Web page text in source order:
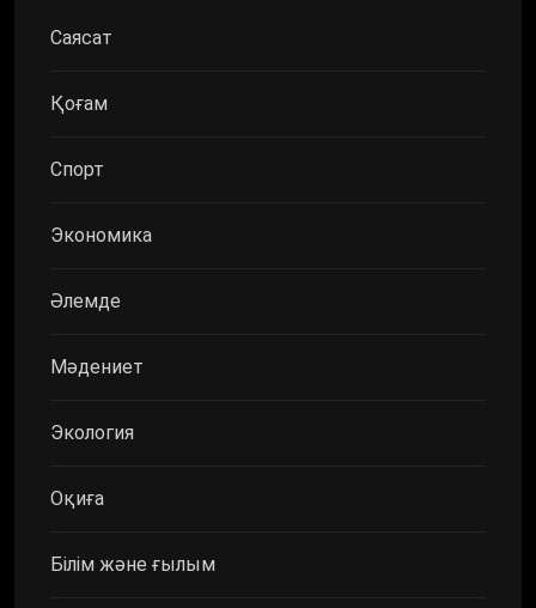
Саясат
Қоғам
Спорт
Экономика
Әлемде
Мәдениет
Экология
Оқиға
Білім және ғылым